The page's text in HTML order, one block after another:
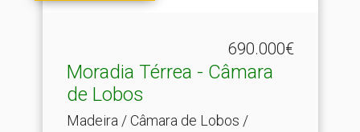
690.000€
Moradia Térrea - Câmara
de Lobos
Madeira / Câmara de Lobos /